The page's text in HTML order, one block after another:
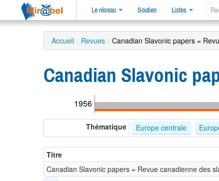
Le réseau Soutien Listes
Accueil / Revues / Canadian Slavonic papers =
Canadian Slavonic
1956
Thématique Europe centrale
Titre
Canadian Slavonic papers = Revue canadienne des